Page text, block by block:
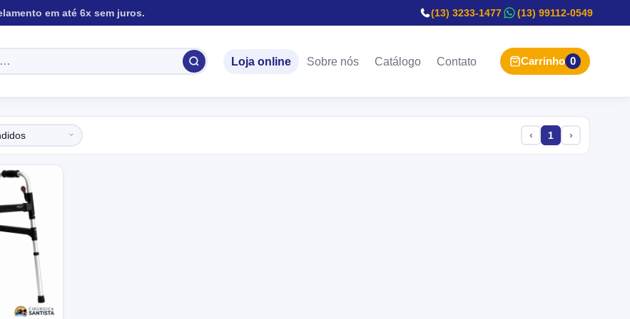
em até 6x sem juros. (13) 3233-1477 (13) 99112-0549
Loja online Sobre nós Catálogo Contato Carrinho 0
‹ 1 ›